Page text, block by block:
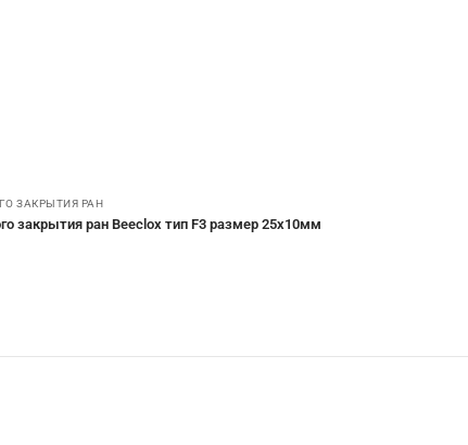
ЗАКРЫТИЯ РАН
закрытия ран Beeclox тип F3 размер 25х10мм